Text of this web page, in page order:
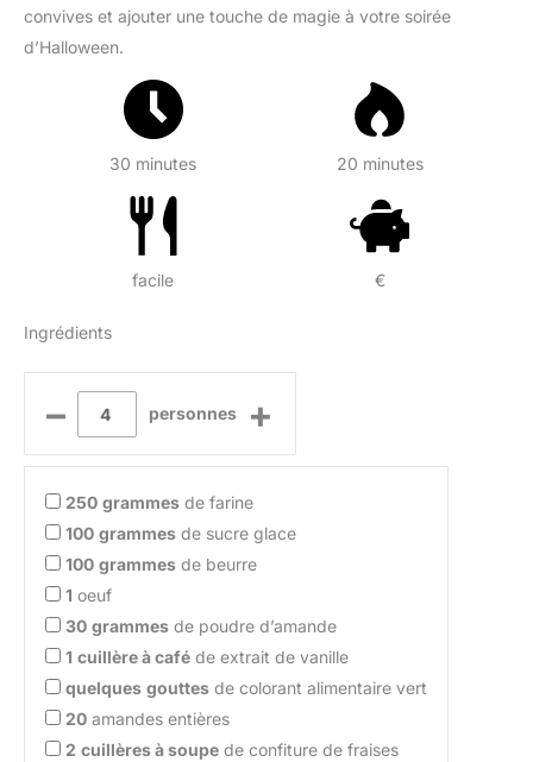
convives et ajouter une touche de magie à votre soirée
d’Halloween.
30 minutes 20 minutes
facile €
Ingrédients
– personnes +
250 grammes de farine
100 grammes de sucre glace
100 grammes de beurre
1 oeuf
30 grammes de poudre d’amande
1 cuillère à café de extrait de vanille
quelques gouttes de colorant alimentaire vert
20 amandes entières
2 cuillères à soupe de confiture de fraises